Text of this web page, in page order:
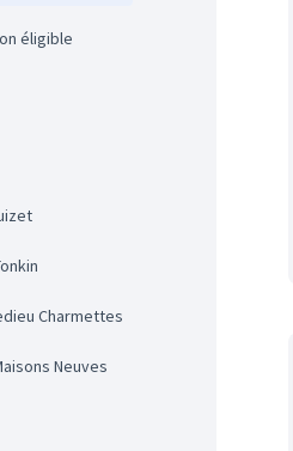
éligible
Charmettes
Neuves